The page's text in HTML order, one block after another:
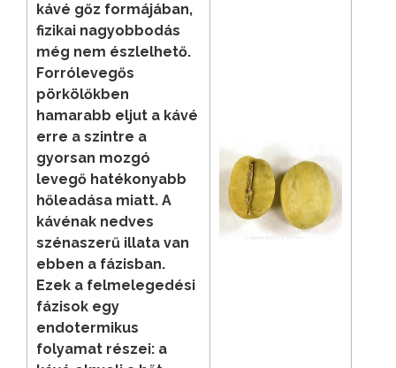
kávé gőz formájában,
fizikai nagyobbodás
még nem észlelhető.
Forrólevegős
pörkölőkben
hamarabb eljut a kávé
erre a szintre a
gyorsan mozgó
levegő hatékonyabb
hőleadása miatt. A
kávénak nedves
szénaszerű illata van
ebben a fázisban.
Ezek a felmelegedési
fázisok egy
endotermikus
folyamat részei: a